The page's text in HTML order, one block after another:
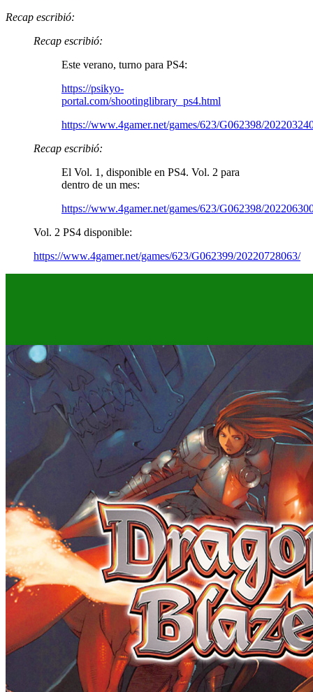
Recap escribió:
Recap escribió:
Este verano, turno para PS4:
https://psikyo-
portal.com/shootinglibrary_ps4.html
https://www.4gamer.net/games/623/G062398/
Recap escribió:
El Vol. 1, disponible en PS4. Vol. 2 para
dentro de un mes:
https://www.4gamer.net/games/623/G062398/
Vol. 2 PS4 disponible:
https://www.4gamer.net/games/623/G062399/20220728063/